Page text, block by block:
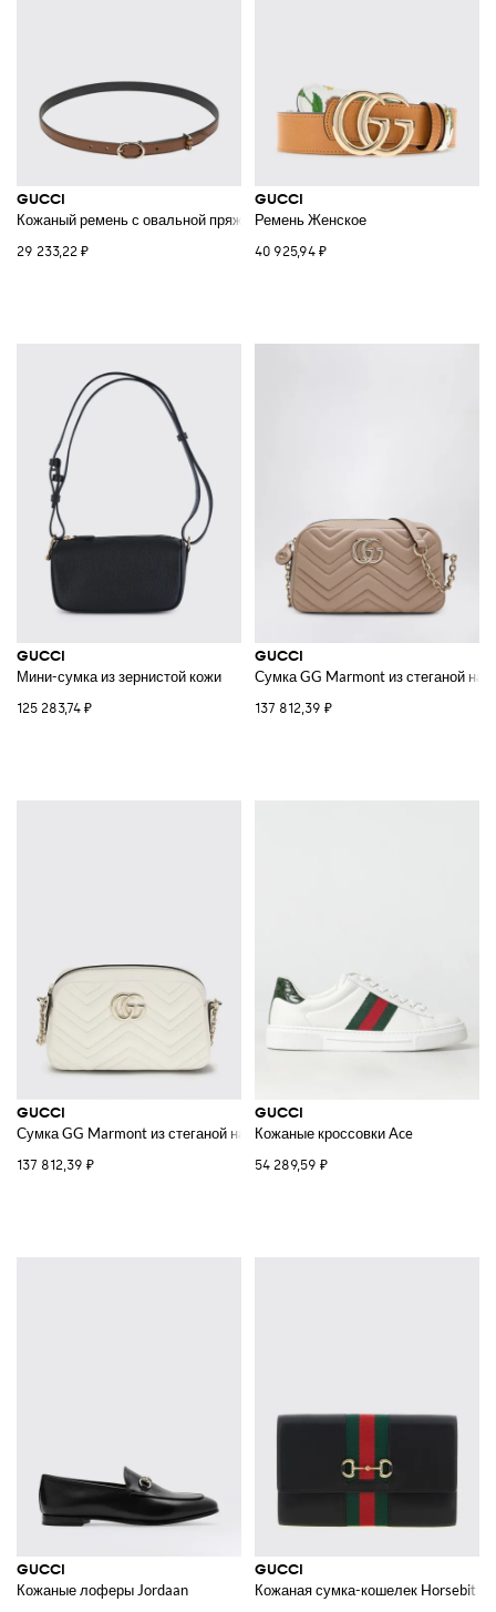
GUCCI
Кожаный ремень с овальной пряжкой
29 233,22 ₽
GUCCI
Ремень Женское
40 925,94 ₽
GUCCI
Мини-сумка из зернистой кожи
125 283,74 ₽
GUCCI
Сумка GG Marmont из стеганой
137 812,39 ₽
GUCCI
Сумка GG Marmont из стеганой наппы
137 812,39 ₽
GUCCI
Кожаные кроссовки Ace
54 289,59 ₽
GUCCI
Кожаные лоферы Jordaan
GUCCI
Кожаная сумка-кошелек Horsebit